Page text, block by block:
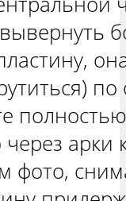
по
арки
фото,